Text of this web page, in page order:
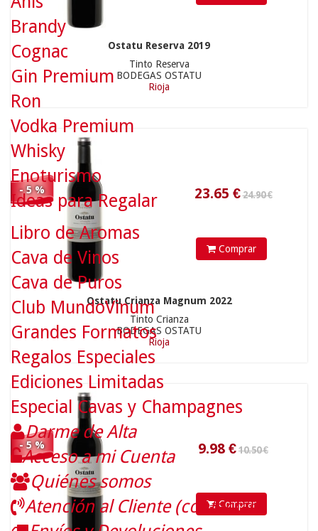
Ostatu Reserva 2019
Tinto Reserva
BODEGAS OSTATU
Rioja
- 5 %
Comprar
Ostatu Crianza Magnum 2022
Tinto Crianza
BODEGAS OSTATU
Rioja
- 5 %
9.98€
10.50 €
Comprar
7.90 €
Brandy
Cognac
Gin Premium
Ron
Vodka Premium
Whisky
Enoturismo
Ideas para Regalar
Libro de Aromas
Cava de Vinos
Cava de Puros
Club MundoVinum
Grandes Formatos
Regalos Especiales
Ediciones Limitadas
Especial Cavas y Champagnes
Darme de Alta
Acceso a mi Cuenta
Quiénes somos
Atención al Cliente (contactar)